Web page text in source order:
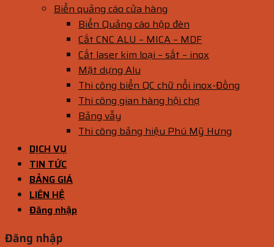
Biển quảng cáo cửa hàng
Biển Quảng cáo hộp đèn
Cắt CNC ALU – MICA – MDF
Cắt laser kim loại – sắt – inox
Mặt dựng Alu
Thi công biển QC chữ nổi inox-Đồng
Thi công gian hàng hội chợ
Bảng vẫy
Thi công bảng hiệu Phú Mỹ Hưng
DỊCH VỤ
TIN TỨC
BẢNG GIÁ
LIÊN HỆ
Đăng nhập
Đăng nhập